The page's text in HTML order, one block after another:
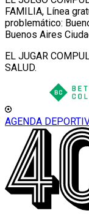
FAMILIA, Línea
problemático:
Buenos Aires
EL JUGAR
SALUD.
AGENDA